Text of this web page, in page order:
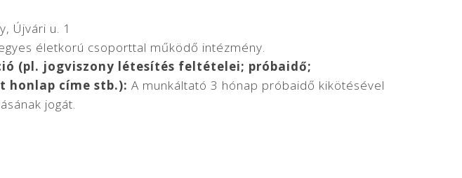
Újvári u. 1
életkorú csoporttal működő intézmény.
(pl. jogviszony létesítés feltételei; próbaidő;
honlap címe stb.): A munkáltató 3 hónap próbaidő kikötésével
jogát.